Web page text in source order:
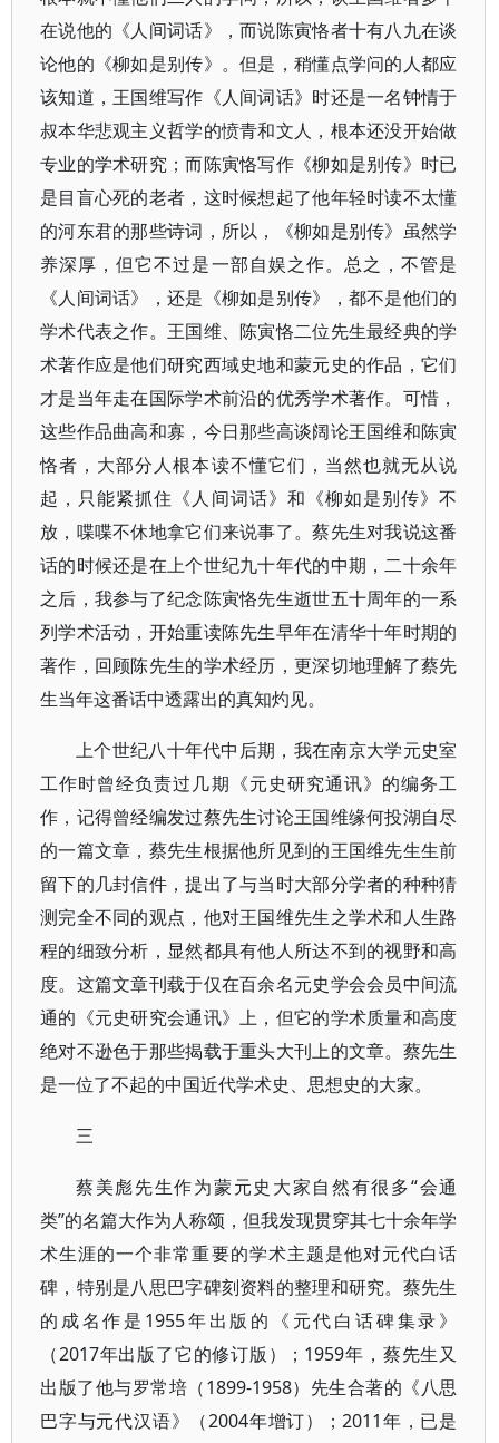
在说他的《人间词话》，而说陈寅恪者十有八九在谈
论他的《柳如是别传》。但是，稍懂点学问的人都应
该知道，王国维写作《人间词话》时还是一名钟情于
叔本华悲观主义哲学的愤青和文人，根本还没开始做
专业的学术研究；而陈寅恪写作《柳如是别传》时已
是目盲心死的老者，这时候想起了他年轻时读不太懂
的河东君的那些诗词，所以，《柳如是别传》虽然学
养深厚，但它不过是一部自娱之作。总之，不管是
《人间词话》，还是《柳如是别传》，都不是他们的
学术代表之作。王国维、陈寅恪二位先生最经典的学
术著作应是他们研究西域史地和蒙元史的作品，它们
才是当年走在国际学术前沿的优秀学术著作。可惜，
这些作品曲高和寡，今日那些高谈阔论王国维和陈寅
恪者，大部分人根本读不懂它们，当然也就无从说
起，只能紧抓住《人间词话》和《柳如是别传》不
放，喋喋不休地拿它们来说事了。蔡先生对我说这番
话的时候还是在上个世纪九十年代的中期，二十余年
之后，我参与了纪念陈寅恪先生逝世五十周年的一系
列学术活动，开始重读陈先生早年在清华十年时期的
著作，回顾陈先生的学术经历，更深切地理解了蔡先
生当年这番话中透露出的真知灼见。
上个世纪八十年代中后期，我在南京大学元史室
工作时曾经负责过几期《元史研究通讯》的编务工
作，记得曾经编发过蔡先生讨论王国维缘何投湖自尽
的一篇文章，蔡先生根据他所见到的王国维先生生前
留下的几封信件，提出了与当时大部分学者的种种猜
测完全不同的观点，他对王国维先生之学术和人生路
程的细致分析，显然都具有他人所达不到的视野和高
度。这篇文章刊载于仅在百余名元史学会会员中间流
通的《元史研究会通讯》上，但它的学术质量和高度
绝对不逊色于那些揭载于重头大刊上的文章。蔡先生
是一位了不起的中国近代学术史、思想史的大家。
三
蔡美彪先生作为蒙元史大家自然有很多“会通
类”的名篇大作为人称颂，但我发现贯穿其七十余年学
术生涯的一个非常重要的学术主题是他对元代白话
碑，特别是八思巴字碑刻资料的整理和研究。蔡先生
的成名作是1955年出版的《元代白话碑集录》
（2017年出版了它的修订版）；1959年，蔡先生又
出版了他与罗常培（1899-1958）先生合著的《八思
巴字与元代汉语》（2004年增订）；2011年，已是